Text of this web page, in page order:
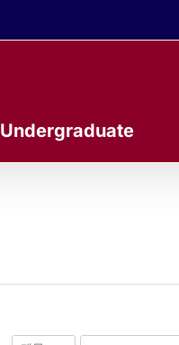
Undergraduate